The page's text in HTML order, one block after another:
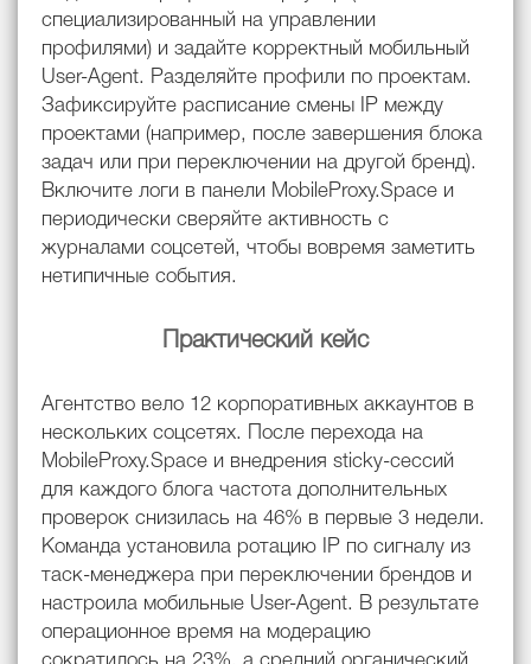
специализированный на управлении
профилями) и задайте корректный мобильный
User-Agent. Разделяйте профили по проектам.
Зафиксируйте расписание смены IP между
проектами (например, после завершения блока
задач или при переключении на другой бренд).
Включите логи в панели MobileProxy.Space и
периодически сверяйте активность с
журналами соцсетей, чтобы вовремя заметить
нетипичные события.
Практический кейс
Агентство вело 12 корпоративных аккаунтов в
нескольких соцсетях. После перехода на
MobileProxy.Space и внедрения sticky-сессий
для каждого блога частота дополнительных
проверок снизилась на 46% в первые 3 недели.
Команда установила ротацию IP по сигналу из
таск-менеджера при переключении брендов и
настроила мобильные User-Agent. В результате
операционное время на модерацию